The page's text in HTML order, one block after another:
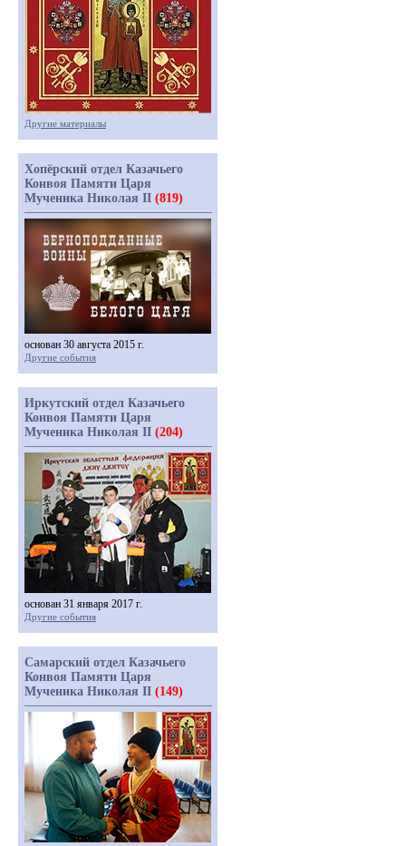
Другие материалы
Хопёрский отдел Казачьего
Конвоя Памяти Царя
Мученика Николая II (819)
основан 30 августа 2015 г.
Другие события
Иркутский отдел Казачьего
Конвоя Памяти Царя
Мученика Николая II (204)
основан 31 января 2017 г.
Другие события
Самарский отдел Казачьего
Конвоя Памяти Царя
Мученика Николая II (149)